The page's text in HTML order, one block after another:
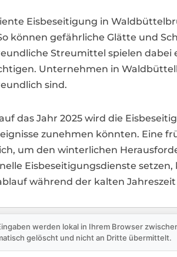
Eisbeseitigung in
können gefährliche Glätte und
Streumittel spielen dabei
Unternehmen in
sind.
das Jahr 2025 wird die
zunehmen könnten. Eine
um den winterlichen
Eisbeseitigungsdienste
während der kalten
werden lokal in Ihrem Browser
gelöscht und nicht an Dritte übermittelt.